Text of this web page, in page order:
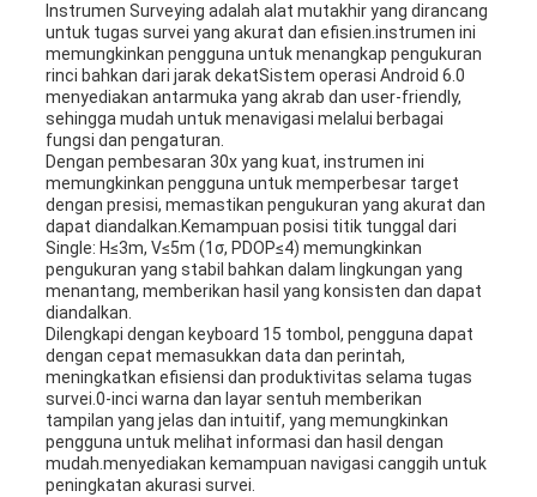
Instrumen Surveying adalah alat mutakhir yang dirancang
untuk tugas survei yang akurat dan efisien.instrumen ini
memungkinkan pengguna untuk menangkap pengukuran
rinci bahkan dari jarak dekatSistem operasi Android 6.0
menyediakan antarmuka yang akrab dan user-friendly,
sehingga mudah untuk menavigasi melalui berbagai
fungsi dan pengaturan.
Dengan pembesaran 30x yang kuat, instrumen ini
memungkinkan pengguna untuk memperbesar target
dengan presisi, memastikan pengukuran yang akurat dan
dapat diandalkan.Kemampuan posisi titik tunggal dari
Single: H≤3m, V≤5m (1σ, PDOP≤4) memungkinkan
pengukuran yang stabil bahkan dalam lingkungan yang
menantang, memberikan hasil yang konsisten dan dapat
diandalkan.
Dilengkapi dengan keyboard 15 tombol, pengguna dapat
dengan cepat memasukkan data dan perintah,
meningkatkan efisiensi dan produktivitas selama tugas
survei.0-inci warna dan layar sentuh memberikan
tampilan yang jelas dan intuitif, yang memungkinkan
pengguna untuk melihat informasi dan hasil dengan
mudah.menyediakan kemampuan navigasi canggih untuk
peningkatan akurasi survei.